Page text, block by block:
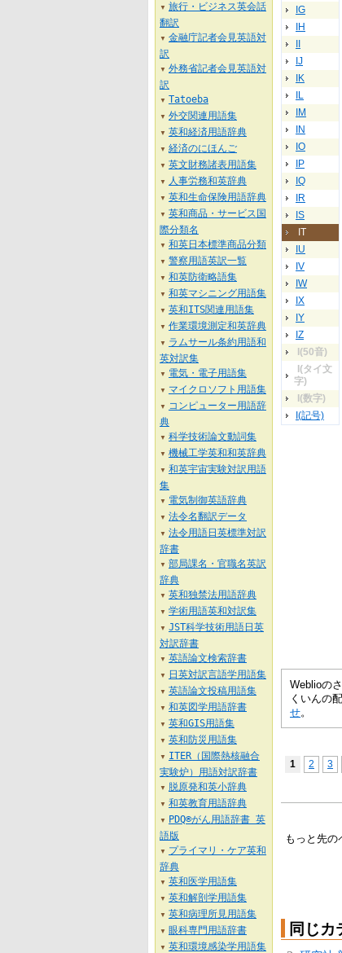
IG
IH
IJ
IK
IL
IM
IN
IO
IP
IQ
IR
IS
IT
IU
IV
IW
IX
IY
IZ
I(50音)
I(タイ文
字)
I(数字)
I(記号)
Weblioの
くいんの
せ。
1 2 3
もっと先の
同じカ
▼ 旅行・ビジネス英会話
翻訳
▼ 金融庁記者会見英語対
訳
▼ 外務省記者会見英語対
訳
▼ Tatoeba
▼ 外交関連用語集
▼ 英和経済用語辞典
▼ 経済のにほんご
▼ 英文財務諸表用語集
▼ 人事労務和英辞典
▼ 英和生命保険用語辞典
▼ 英和商品・サービス国
際分類名
▼ 和英日本標準商品分類
▼ 警察用語英訳一覧
▼ 和英防衛略語集
▼ 和英マシニング用語集
▼ 英和ITS関連用語集
▼ 作業環境測定和英辞典
▼
ラムサール条約用語和
英対訳集
▼ 電気・電子用語集
▼ マイクロソフト用語集
▼
コンピューター用語辞
典
▼ 科学技術論文動詞集
▼ 機械工学英和和英辞典
▼ 和英宇宙実験対訳用語
集
▼ 電気制御英語辞典
▼ 法令名翻訳データ
▼ 法令用語日英標準対訳
辞書
▼ 部局課名・官職名英訳
辞典
▼ 英和独禁法用語辞典
▼ 学術用語英和対訳集
▼ JST科学技術用語日英
対訳辞書
▼ 英語論文検索辞書
▼ 日英対訳言語学用語集
▼ 英語論文投稿用語集
▼ 和英図学用語辞書
▼ 英和GIS用語集
▼ 英和防災用語集
▼
ITER（国際熱核融合
実験炉）用語対訳辞書
▼ 脱原発和英小辞典
▼ 和英教育用語辞典
▼
PDQ®がん用語辞書 英
語版
▼
プライマリ・ケア英和
辞典
▼ 英和医学用語集
▼ 英和解剖学用語集
▼ 英和病理所見用語集
▼ 眼科専門用語辞書
▼ 英和環境感染学用語集